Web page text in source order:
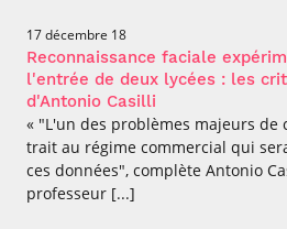
Paris
Numérique
responsable : nos
élèves impliqués
Responsable
Enquête 1er emploi
alternance
(admissions closes)
Expert
cybersécurité des
réseaux et des
systèmes
d’information
Intelligence
• Journaliste
• Diplômé
• Créateur d’entreprise
17 décembre 18
Reconnaissance faciale
l'entrée de deux lycées : les
d'Antonio Casilli
« "L'un des problèmes majeurs de
trait au régime commercial qui
ces données", complète Antonio
professeur [...]